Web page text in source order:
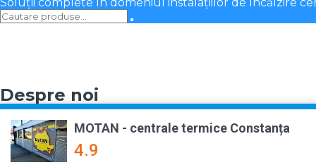
Soluții complete în domeniul instalațiilor de încălzire
Despre noi
MOTAN - centrale termice Constanța
4.9